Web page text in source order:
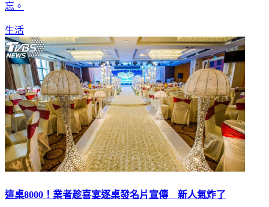
忘。
生活
這桌8000！業者趁喜宴逐桌發名片宣傳 新人氣炸了